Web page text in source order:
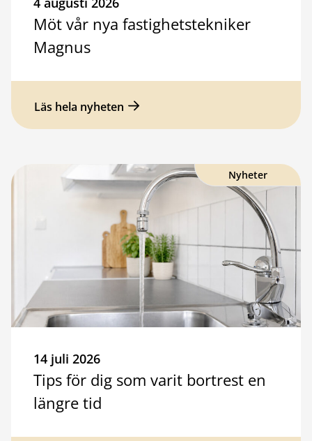
Möt vår nya fastighetstekniker
Magnus
Läs hela nyheten
Nyheter
14 juli 2026
Tips för dig som varit bortrest en
längre tid